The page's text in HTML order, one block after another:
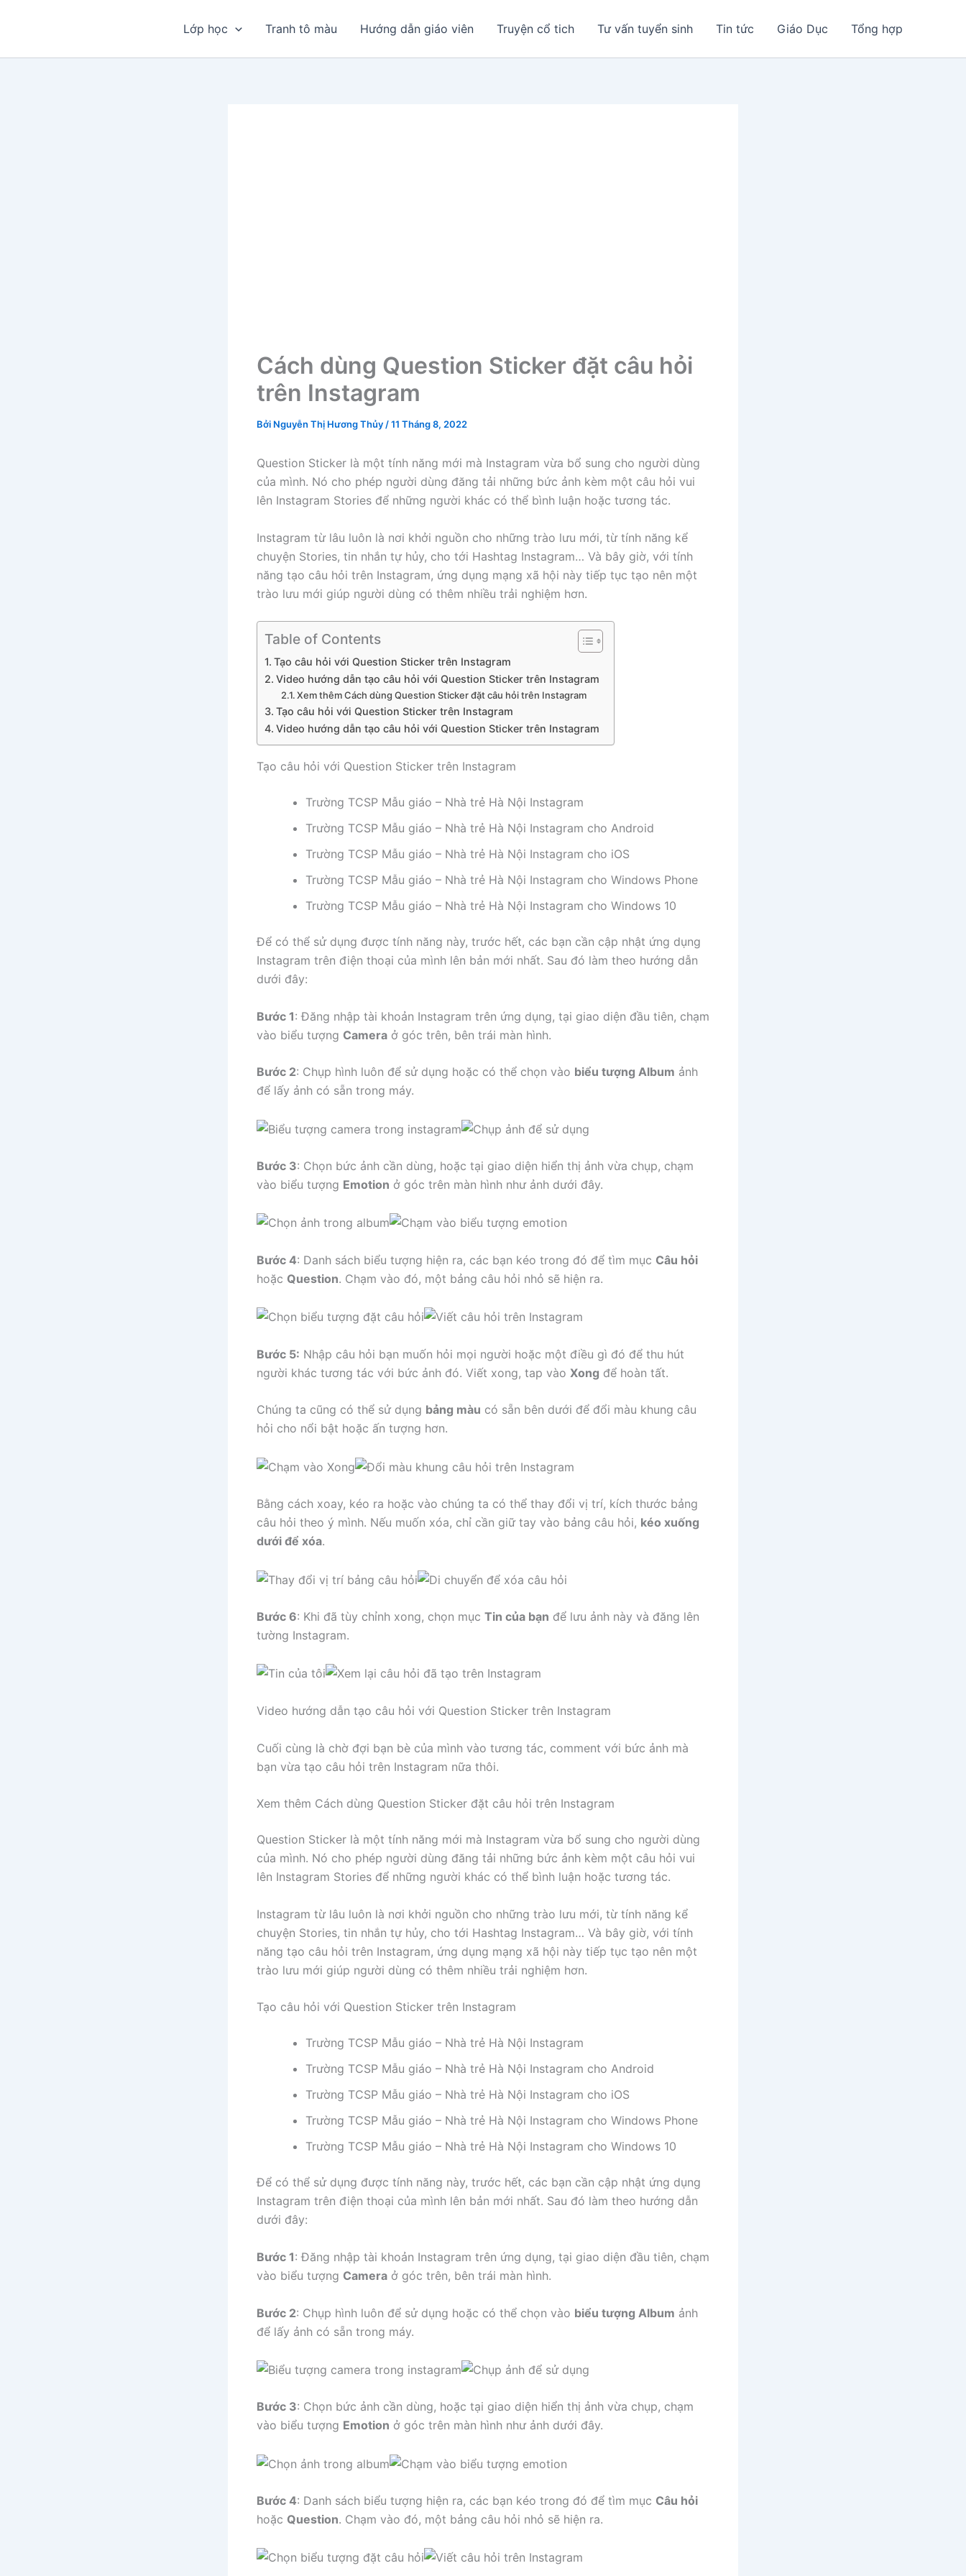
Lớp học Tranh tô màu Hướng dẫn giáo viên Truyện cổ tich Tư vấn tuyển sinh Tin tức Giáo Dục Tổng hợp
Cách dùng Question Sticker đặt câu hỏi
trên Instagram
Bởi Nguyễn Thị Hương Thủy /11 Tháng 8, 2022
Question Sticker là một tính năng mới mà Instagram vừa bổ sung cho người dùng
của mình. Nó cho phép người dùng đăng tải những bức ảnh kèm một câu hỏi vui
lên Instagram Stories để những người khác có thể bình luận hoặc tương tác.
Instagram từ lâu luôn là nơi khởi nguồn cho những trào lưu mới, từ tính năng kể
chuyện Stories, tin nhắn tự hủy, cho tới Hashtag Instagram… Và bây giờ, với tính
năng tạo câu hỏi trên Instagram, ứng dụng mạng xã hội này tiếp tục tạo nên một
trào lưu mới giúp người dùng có thêm nhiều trải nghiệm hơn.
Table of Contents
Tạo câu hỏi với Question Sticker trên Instagram
Video hướng dẫn tạo câu hỏi với Question Sticker trên Instagram
Xem thêm Cách dùng Question Sticker đặt câu hỏi trên Instagram
Tạo câu hỏi với Question Sticker trên Instagram
Video hướng dẫn tạo câu hỏi với Question Sticker trên Instagram
Tạo câu hỏi với Question Sticker trên Instagram
Trường TCSP Mẫu giáo – Nhà trẻ Hà Nội Instagram
Trường TCSP Mẫu giáo – Nhà trẻ Hà Nội Instagram cho Android
Trường TCSP Mẫu giáo – Nhà trẻ Hà Nội Instagram cho iOS
Trường TCSP Mẫu giáo – Nhà trẻ Hà Nội Instagram cho Windows Phone
Trường TCSP Mẫu giáo – Nhà trẻ Hà Nội Instagram cho Windows 10
Để có thể sử dụng được tính năng này, trước hết, các bạn cần cập nhật ứng dụng
Instagram trên điện thoại của mình lên bản mới nhất. Sau đó làm theo hướng dẫn
dưới đây:
Bước 1: Đăng nhập tài khoản Instagram trên ứng dụng, tại giao diện đầu tiên, chạm
vào biểu tượng Camera ở góc trên, bên trái màn hình.
Bước 2: Chụp hình luôn để sử dụng hoặc có thể chọn vào biểu tượng Album ảnh
để lấy ảnh có sẵn trong máy.
Bước 3: Chọn bức ảnh cần dùng, hoặc tại giao diện hiển thị ảnh vừa chụp, chạm
vào biểu tượng Emotion ở góc trên màn hình như ảnh dưới đây.
Bước 4: Danh sách biểu tượng hiện ra, các bạn kéo trong đó để tìm mục Câu hỏi
hoặc Question. Chạm vào đó, một bảng câu hỏi nhỏ sẽ hiện ra.
Bước 5: Nhập câu hỏi bạn muốn hỏi mọi người hoặc một điều gì đó để thu hút
người khác tương tác với bức ảnh đó. Viết xong, tap vào Xong để hoàn tất.
Chúng ta cũng có thể sử dụng bảng màu có sẵn bên dưới để đổi màu khung câu
hỏi cho nổi bật hoặc ấn tượng hơn.
Bằng cách xoay, kéo ra hoặc vào chúng ta có thể thay đổi vị trí, kích thước bảng
câu hỏi theo ý mình. Nếu muốn xóa, chỉ cần giữ tay vào bảng câu hỏi, kéo xuống
dưới để xóa.
Bước 6: Khi đã tùy chỉnh xong, chọn mục Tin của bạn để lưu ảnh này và đăng lên
tường Instagram.
Video hướng dẫn tạo câu hỏi với Question Sticker trên Instagram
Cuối cùng là chờ đợi bạn bè của mình vào tương tác, comment với bức ảnh mà
bạn vừa tạo câu hỏi trên Instagram nữa thôi.
Xem thêm Cách dùng Question Sticker đặt câu hỏi trên Instagram
Question Sticker là một tính năng mới mà Instagram vừa bổ sung cho người dùng
của mình. Nó cho phép người dùng đăng tải những bức ảnh kèm một câu hỏi vui
lên Instagram Stories để những người khác có thể bình luận hoặc tương tác.
Instagram từ lâu luôn là nơi khởi nguồn cho những trào lưu mới, từ tính năng kể
chuyện Stories, tin nhắn tự hủy, cho tới Hashtag Instagram… Và bây giờ, với tính
năng tạo câu hỏi trên Instagram, ứng dụng mạng xã hội này tiếp tục tạo nên một
trào lưu mới giúp người dùng có thêm nhiều trải nghiệm hơn.
Tạo câu hỏi với Question Sticker trên Instagram
Trường TCSP Mẫu giáo – Nhà trẻ Hà Nội Instagram
Trường TCSP Mẫu giáo – Nhà trẻ Hà Nội Instagram cho Android
Trường TCSP Mẫu giáo – Nhà trẻ Hà Nội Instagram cho iOS
Trường TCSP Mẫu giáo – Nhà trẻ Hà Nội Instagram cho Windows Phone
Trường TCSP Mẫu giáo – Nhà trẻ Hà Nội Instagram cho Windows 10
Để có thể sử dụng được tính năng này, trước hết, các bạn cần cập nhật ứng dụng
Instagram trên điện thoại của mình lên bản mới nhất. Sau đó làm theo hướng dẫn
dưới đây:
Bước 1: Đăng nhập tài khoản Instagram trên ứng dụng, tại giao diện đầu tiên, chạm
vào biểu tượng Camera ở góc trên, bên trái màn hình.
Bước 2: Chụp hình luôn để sử dụng hoặc có thể chọn vào biểu tượng Album ảnh
để lấy ảnh có sẵn trong máy.
Bước 3: Chọn bức ảnh cần dùng, hoặc tại giao diện hiển thị ảnh vừa chụp, chạm
vào biểu tượng Emotion ở góc trên màn hình như ảnh dưới đây.
Bước 4: Danh sách biểu tượng hiện ra, các bạn kéo trong đó để tìm mục Câu hỏi
hoặc Question. Chạm vào đó, một bảng câu hỏi nhỏ sẽ hiện ra.